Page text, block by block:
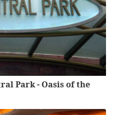
Park - Oasis of the